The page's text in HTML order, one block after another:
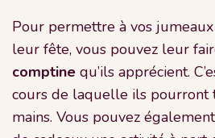
Pour permettre à vos
leur fête, vous pouvez leur
comptine qu’ils apprécient.
cours de laquelle ils pourront
mains. Vous pouvez